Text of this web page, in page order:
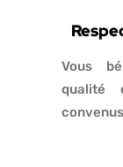
Vous
qualité